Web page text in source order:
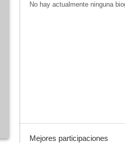
No hay actualmente ninguna
Mejores participaciones